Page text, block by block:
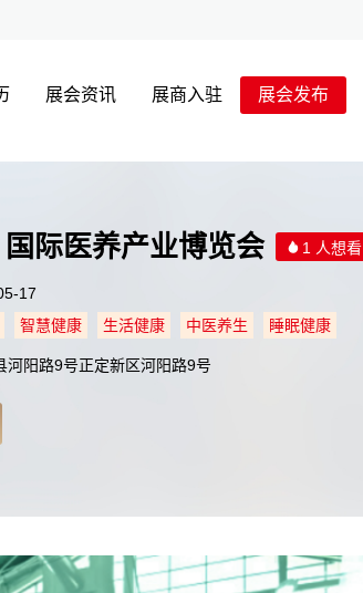
展会资讯 展商入驻 展会发布
际医养产业博览会 1 人想看
17
智慧健康 生活健康 中医养生 睡眠健康
河阳路9号正定新区河阳路9号